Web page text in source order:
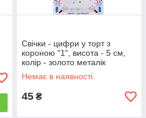
Свічки - цифри у торт з
короною "1", висота - 5 см,
колір - золото металік
Немає в наявності
45 ₴